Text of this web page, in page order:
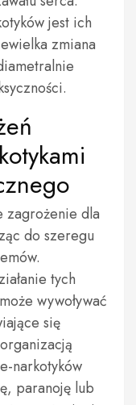
jest ich
zmiana
zagrożenie dla
do szeregu
tych
wywoływać
się
narkotyków
paranoję lub